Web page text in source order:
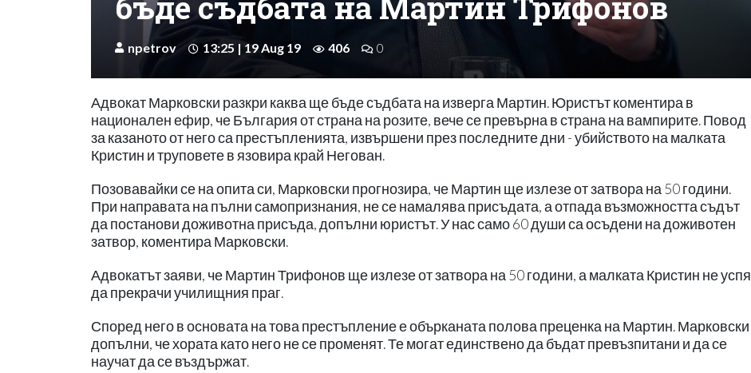
npetrov 13:25 | 19 Aug 19 406 0
Адвокат Марковски разкри каква ще бъде съдбата на изверга Мартин. Юристът коментира в
национален ефир, че България от страна на розите, вече се превърна в страна на вампирите. Повод
за казаното от него са престъпленията, извършени през последните дни - убийството на малката
Кристин и труповете в язовира край Негован.
Позовавайки се на опита си, Марковски прогнозира, че Мартин ще излезе от затвора на 50 години.
При направата на пълни самопризнания, не се намалява присъдата, а отпада възможността съдът
да постанови доживотна присъда, допълни юристът. У нас само 60 души са осъдени на доживотен
затвор, коментира Марковски.
Адвокатът заяви, че Мартин Трифонов ще излезе от затвора на 50 години, а малката Кристин не успя
да прекрачи училищния праг.
Според него в основата на това престъпление е обърканата полова преценка на Мартин. Марковски
допълни, че хората като него не се променят. Те могат единствено да бъдат превъзпитани и да се
научат да се въздържат.